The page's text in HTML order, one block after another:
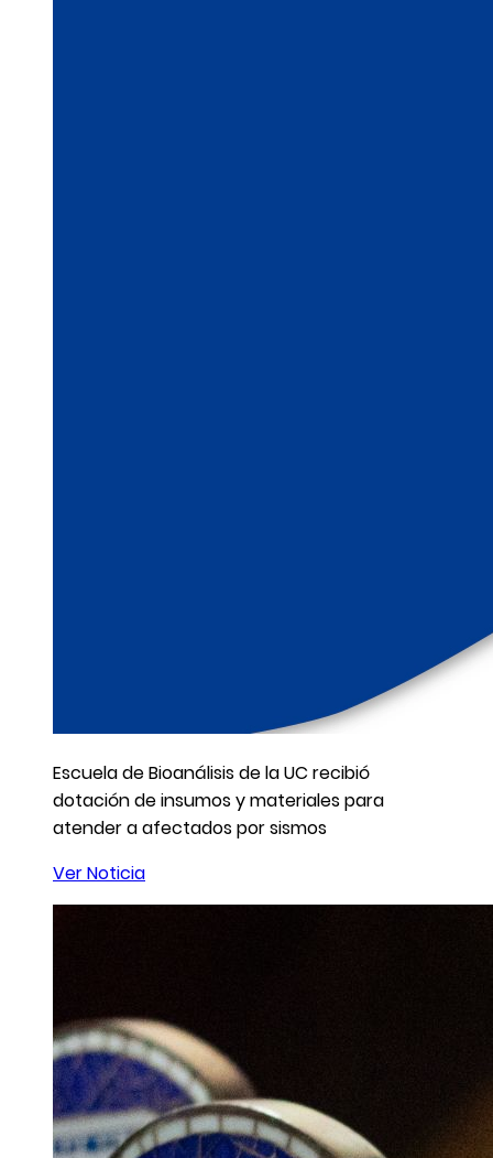
Escuela de Bioanálisis de la UC recibió
dotación de insumos y materiales para
atender a afectados por sismos
Ver Noticia